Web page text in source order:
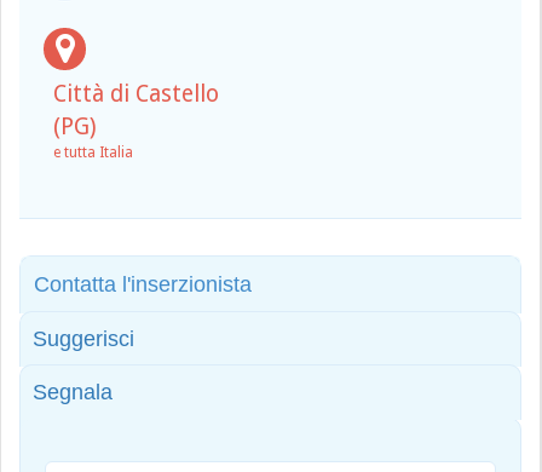
Città di Castello
(PG)
e tutta Italia
Contatta l'inserzionista
Suggerisci
Segnala